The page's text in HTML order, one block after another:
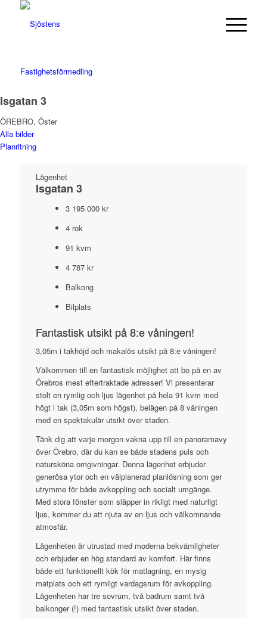
Isgatan 3
ÖREBRO, Öster
Alla bilder
Planritning
Lägenhet
Isgatan 3
3 195 000 kr
4 rok
91 kvm
4 787 kr
Balkong
Bilplats
Fantastisk utsikt på 8:e våningen!
3,05m i takhöjd och makalös utsikt på 8:e våningen!
Välkommen till en fantastisk möjlighet att bo på en av
Örebros mest eftertraktade adresser! Vi presenterar
stolt en rymlig och ljus lägenhet på hela 91 kvm med
högt i tak (3,05m som högst), belägen på 8 våningen
med en spektakulär utsikt över staden.
Tänk dig att varje morgon vakna upp till en panoramavy
över Örebro, där du kan se både stadens puls och
natursköna omgivningar. Denna lägenhet erbjuder
generösa ytor och en välplanerad planlösning som ger
utrymme för både avkoppling och socialt umgänge.
Med stora fönster som släpper in rikligt med naturligt
ljus, kommer du att njuta av en ljus och välkomnande
atmosfär.
Lägenheten är utrustad med moderna bekvämligheter
och erbjuder en hög standard av komfort. Här finns
både ett funktionellt kök för matlagning, en mysig
matplats och ett rymligt vardagsrum för avkoppling.
Lägenheten har tre sovrum, två badrum samt två
balkonger (!) med fantastisk utsikt över staden.